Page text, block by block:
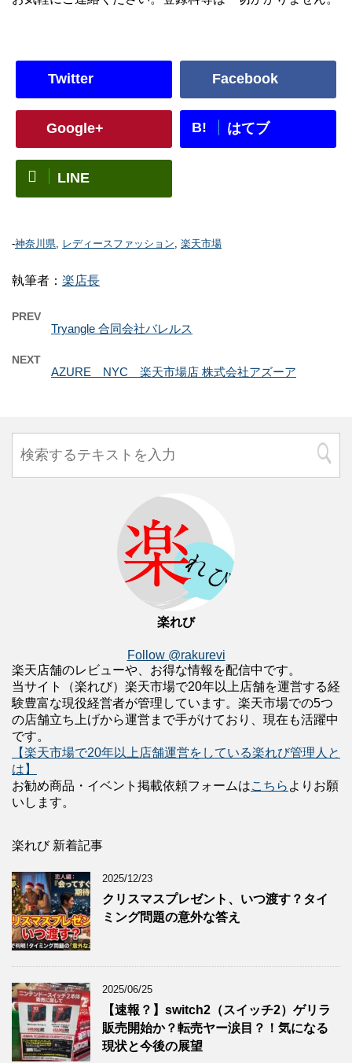
Twitter Facebook
Google+ B! はてブ
LINE
-神奈川県, レディースファッション, 楽天市場
執筆者： 楽店長
PREV
Tryangle 合同会社バレルス
NEXT
AZURE NYC 楽天市場店 株式会社アズーア
楽れび
Follow @rakurevi
楽天店舗のレビューや、お得な情報を配信中です。
当サイト（楽れび）楽天市場で20年以上店舗を運営する経
験豊富な現役経営者が管理しています。楽天市場での5つ
の店舗立ち上げから運営まで手がけており、現在も活躍中
です。
【楽天市場で20年以上店舗運営をしている楽れび管理人と
は】
お勧め商品・イベント掲載依頼フォームはこちら よりお願
いします。
楽れび 新着記事
2025/12/23
クリスマスプレゼント、いつ渡す？タイ
ミング問題の意外な答え
2025/06/25
【速報？】switch2（スイッチ2）ゲリラ
販売開始か？転売ヤー涙目？！気になる
現状と今後の展望